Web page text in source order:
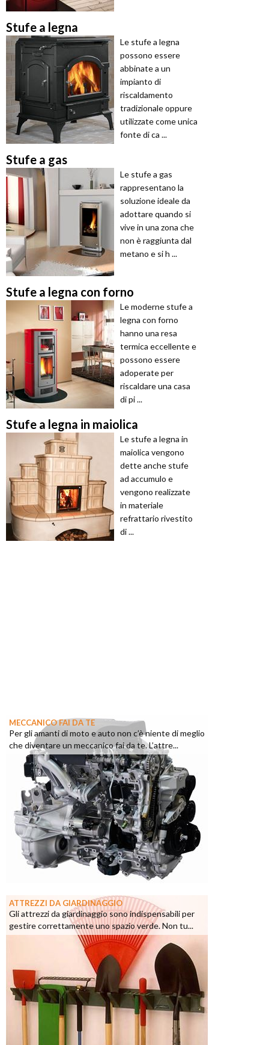
Stufe a legna
Le stufe a legna
possono essere
abbinate a un
impianto di
riscaldamento
tradizionale oppure
utilizzate come unica
fonte di ca ...
Stufe a gas
Le stufe a gas
rappresentano la
soluzione ideale da
adottare quando si
vive in una zona che
non è raggiunta dal
metano e si h ...
Stufe a legna con forno
Le moderne stufe a
legna con forno
hanno una resa
termica eccellente e
possono essere
adoperate per
riscaldare una casa
di pi ...
Stufe a legna in maiolica
Le stufe a legna in
maiolica vengono
dette anche stufe
ad accumulo e
vengono realizzate
in materiale
refrattario rivestito
di ...
MECCANICO FAI DA TE
Per gli amanti di moto e auto non c’è niente di meglio
che diventare un meccanico fai da te. L’attre...
ATTREZZI DA GIARDINAGGIO
Gli attrezzi da giardinaggio sono indispensabili per
gestire correttamente uno spazio verde. Non tu...